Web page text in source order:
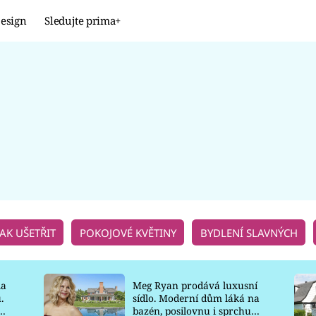
Sledujte prima+
UŠETŘIT POKOJOVÉ KVĚTINY BYDLENÍ SLAVNÝCH
Meg Ryan prodává luxusní
sídlo. Moderní dům láká na
bazén, posilovnu i sprchu